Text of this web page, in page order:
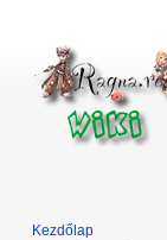
Kezdőlap